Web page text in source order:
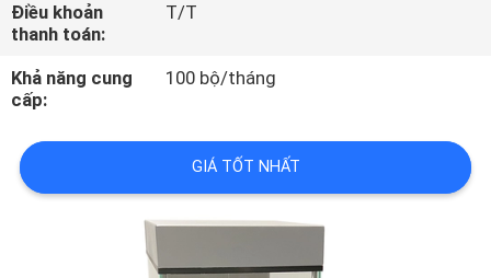
KIỂM
SOÁT
CHẤT
LƯỢNG
LIÊN
Điều khoản
thanh toán:
T/T
Khả năng cung
cấp:
100 bộ/tháng
GIÁ TỐT NHẤT